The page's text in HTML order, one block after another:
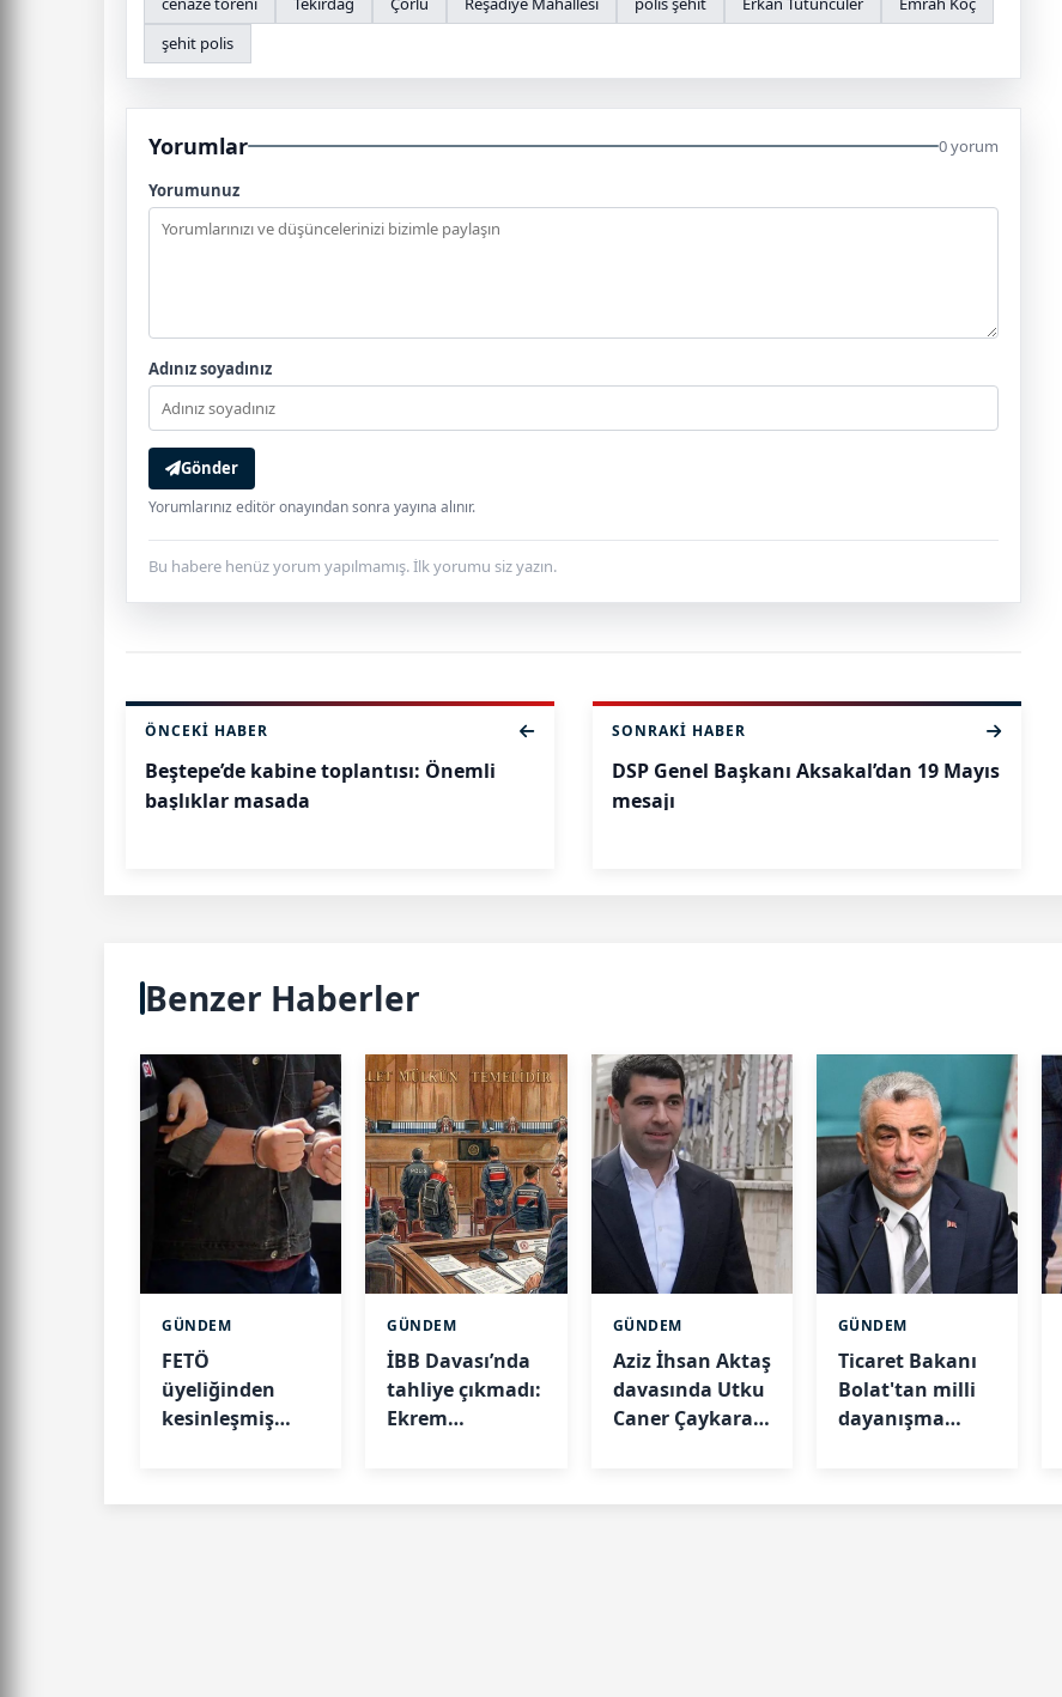
şehit polis
Yorumlar 0 yorum
Yorumunuz
Adınız soyadınız
Gönder
Yorumlarınız editör onayından sonra yayına alınır.
Bu habere henüz yorum yapılmamış. İlk yorumu siz yazın.
ÖNCEKI HABER
Beştepe’de kabine toplantısı: Önemli
başlıklar masada
SONRAKI HABER
DSP Genel Başkanı Aksakal’dan 19 Mayıs
mesajı
Benzer Haberler
GÜNDEM
FETÖ
üyeliğinden
kesinleşmiş
GÜNDEM
İBB Davası’nda
tahliye çıkmadı:
Ekrem
GÜNDEM
Aziz İhsan Aktaş
davasında Utku
Caner Çaykara
GÜNDEM
Ticaret Bakanı
Bolat'tan milli
dayanışma